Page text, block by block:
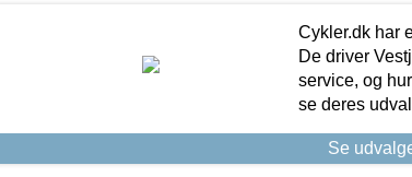
Cykler.dk har
De driver
service, og
se deres
Se